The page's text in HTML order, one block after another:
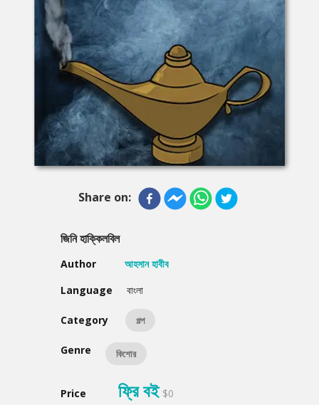
Share on:
জিনি হাক্কিলবিল
Author
আহসান হাবীব
Language
বাংলা
Category গল্প
Genre কিশোর
Price ফ্রি বই $0